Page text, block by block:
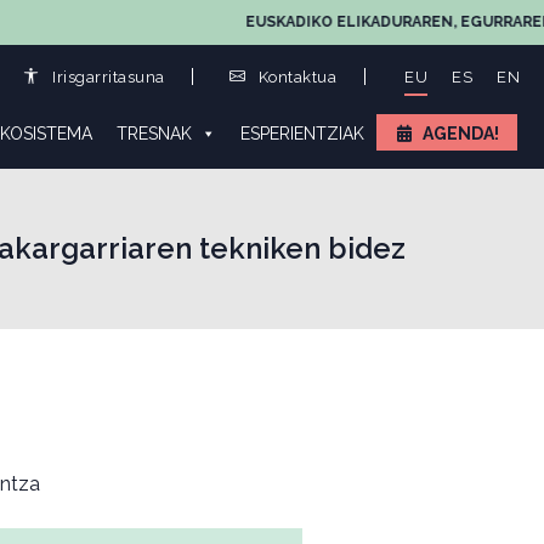
EUSKADIKO ELIKADURAREN, EGURRAREN
Irisgarritasuna Kontaktua EU ES EN
TRESNAK ESPERIENTZIAK AGENDA!
tekniken bidez